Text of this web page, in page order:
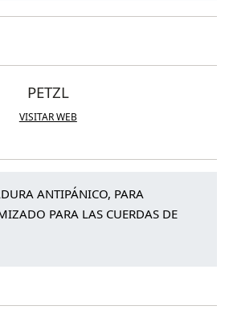
PETZL
VISITAR WEB
ANTIPÁNICO, PARA
PARA LAS CUERDAS DE